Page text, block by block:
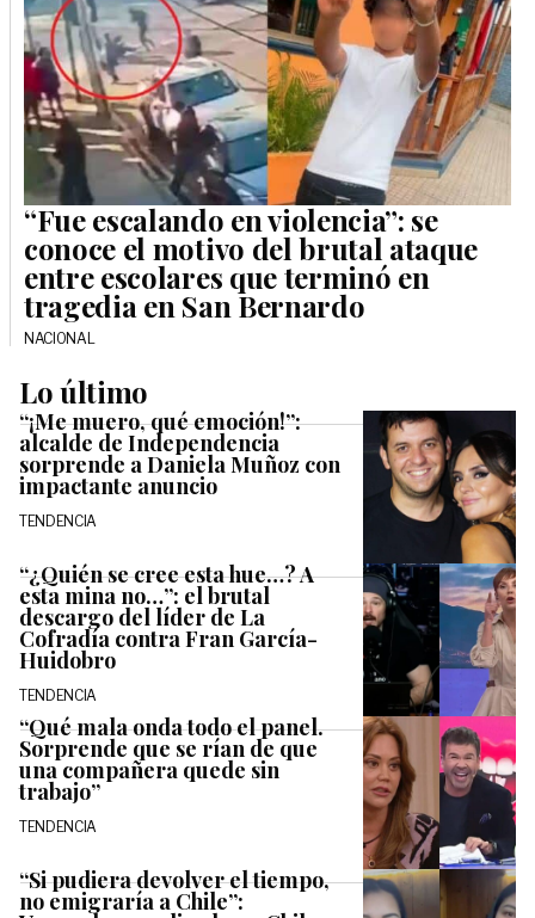
“Fue escalando en violencia”: se
conoce el motivo del brutal ataque
entre escolares que terminó en
tragedia en San Bernardo
NACIONAL
Lo último
“¡Me muero, qué emoción!”:
alcalde de Independencia
sorprende a Daniela Muñoz con
impactante anuncio
TENDENCIA
“¿Quién se cree esta hue…? A
esta mina no…”: el brutal
descargo del líder de La
Cofradía contra Fran García-
Huidobro
TENDENCIA
“Qué mala onda todo el panel.
Sorprende que se rían de que
una compañera quede sin
trabajo”
TENDENCIA
“Si pudiera devolver el tiempo,
no emigraría a Chile”: